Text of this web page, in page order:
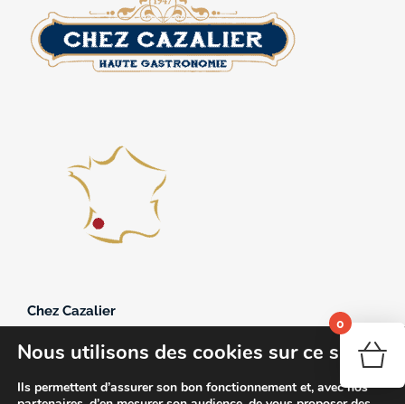
Chez Cazalier
40250 Souprosse
05.58.44.22.09
Nous utilisons des cookies sur ce site
Ils permettent d’assurer son bon fonctionnement et, avec nos
0